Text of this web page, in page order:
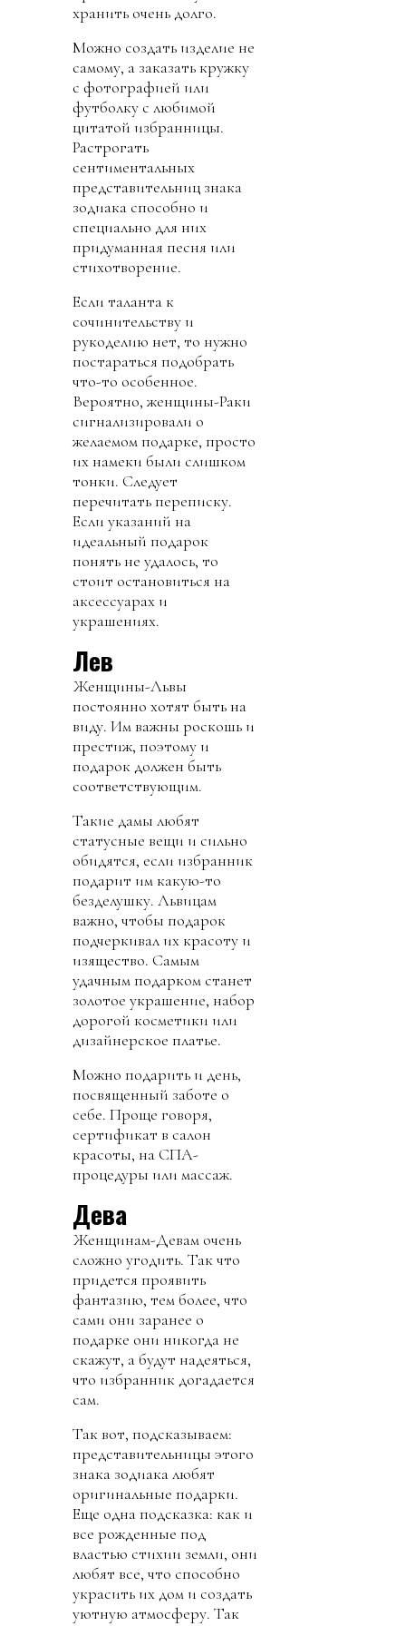
хранить очень долго.
Можно создать изделие не
самому, а заказать кружку
с фотографией или
футболку с любимой
цитатой избранницы.
Растрогать
сентиментальных
представительниц знака
зодиака способно и
специально для них
придуманная песня или
стихотворение.
Если таланта к
сочинительству и
рукоделию нет, то нужно
постараться подобрать
что-то особенное.
Вероятно, женщины-Раки
сигнализировали о
желаемом подарке, просто
их намеки были слишком
тонки. Следует
перечитать переписку.
Если указаний на
идеальный подарок
понять не удалось, то
стоит остановиться на
аксессуарах и
украшениях.
Лев
Женщины-Львы
постоянно хотят быть на
виду. Им важны роскошь и
престиж, поэтому и
подарок должен быть
соответствующим.
Такие дамы любят
статусные вещи и сильно
обидятся, если избранник
подарит им какую-то
безделушку. Львицам
важно, чтобы подарок
подчеркивал их красоту и
изящество. Самым
удачным подарком станет
золотое украшение, набор
дорогой косметики или
дизайнерское платье.
Можно подарить и день,
посвященный заботе о
себе. Проще говоря,
сертификат в салон
красоты, на СПА-
процедуры или массаж.
Дева
Женщинам-Девам очень
сложно угодить. Так что
придется проявить
фантазию, тем более, что
сами они заранее о
подарке они никогда не
скажут, а будут надеяться,
что избранник догадается
сам.
Так вот, подсказываем:
представительницы этого
знака зодиака любят
оригинальные подарки.
Еще одна подсказка: как и
все рожденные под
властью стихии земли, они
любят все, что способно
украсить их дом и создать
уютную атмосферу. Так